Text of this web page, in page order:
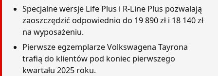
Specjalne wersje Life Plus i R-Line Plus pozwalają
zaoszczędzić odpowiednio do 19 890 zł i 18 140 zł
na wyposażeniu.
Pierwsze egzemplarze Volkswagena Tayrona
trafią do klientów pod koniec pierwszego
kwartału 2025 roku.